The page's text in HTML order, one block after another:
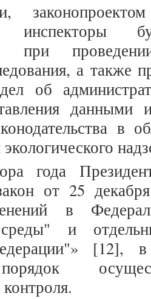
инспекторы
при
а также
об
данными
в
года
от 25
в
и
[12],